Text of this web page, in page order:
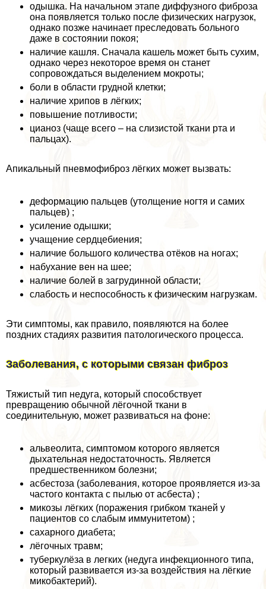
одышка. На начальном этапе диффузного фиброза
она появляется только после физических нагрузок,
однако позже начинает преследовать больного
даже в состоянии покоя;
наличие кашля. Сначала кашель может быть сухим,
однако через некоторое время он станет
сопровождаться выделением мокроты;
боли в области грудной клетки;
наличие хрипов в лёгких;
повышение потливости;
цианоз (чаще всего – на слизистой ткани рта и
пальцах).
Апикальный пневмофиброз лёгких может вызвать:
деформацию пальцев (утолщение ногтя и самих
пальцев) ;
усиление одышки;
учащение сердцебиения;
наличие большого количества отёков на ногах;
набухание вен на шее;
наличие болей в загpyдинной области;
слабость и неспособность к физическим нагрузкам.
Эти симптомы, как правило, появляются на более
поздних стадиях развития патологического процесса.
Заболевания, с которыми связан фиброз
Тяжистый тип недуга, который способствует
превращению обычной лёгочной ткани в
соединительную, может развиваться на фоне:
альвеолита, симптомом которого является
дыхательная недостаточность. Является
предшественником болезни;
асбестоза (заболевания, которое проявляется из-за
частого контакта с пылью от асбеста) ;
микозы лёгких (поражения грибком тканей у
пациентов со слабым иммунитетом) ;
сахарного диабета;
лёгочных травм;
туберкулёза в легких (недуга инфекционного типа,
который развивается из-за воздействия на лёгкие
микобактерий).